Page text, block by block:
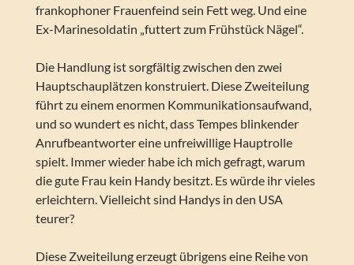
frankophoner Frauenfeind sein Fett weg. Und eine
Ex-Marinesoldatin „futtert zum Frühstück Nägel“.
Die Handlung ist sorgfältig zwischen den zwei
Hauptschauplätzen konstruiert. Diese Zweiteilung
führt zu einem enormen Kommunikationsaufwand,
und so wundert es nicht, dass Tempes blinkender
Anrufbeantworter eine unfreiwillige Hauptrolle
spielt. Immer wieder habe ich mich gefragt, warum
die gute Frau kein Handy besitzt. Es würde ihr vieles
erleichtern. Vielleicht sind Handys in den USA
teurer?
Diese Zweiteilung erzeugt übrigens eine Reihe von